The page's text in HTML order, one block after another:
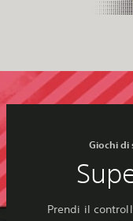
Giochi di
Prendi il